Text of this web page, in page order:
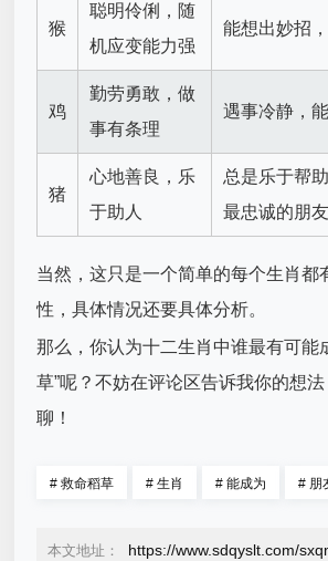
猴
聪明伶俐，随
机应变能力强
能想出妙招
鸡
勤劳勇敢，做
事有条理
遇事冷静，
猪
心地善良，乐
于助人
总是乐于帮
最忠诚的朋友
当然，这只是一个简单的每个生肖都
性，具体情况还要具体分析。
那么，你认为十二生肖中谁最有可能
草”呢？不妨在评论区告诉我你的想
聊！
# 救命稻草 # 生肖 # 能成为 # 朋
本文地址： https://www.sdqyslt.com/